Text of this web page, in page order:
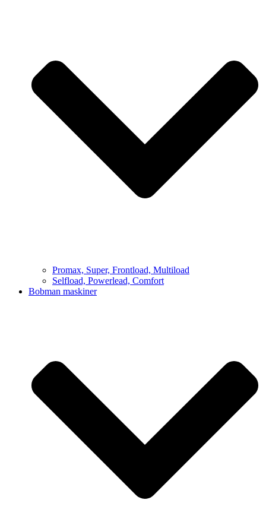
Promax, Super, Frontload, Multiload
Selfload, Powerlead, Comfort
Bobman maskiner